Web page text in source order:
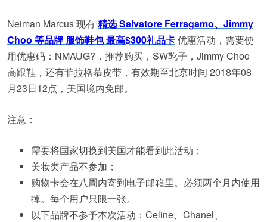
Neiman Marcus 现有精选 Salvatore Ferragamo、Jimmy
Choo 等品牌 服饰鞋包 最高$300礼品卡优惠活动，需要使
用优惠码： NMAUG?，推荐购买，SW靴子，Jimmy Choo
高跟鞋，还有菲拉格慕皮带，有效期至北京时间 2018年08
月23日12点，美国境内免邮。
注意：
需要将国家切换到美国才能看到此活动；
美妆类产品不参加；
购物卡会在八周内寄到电子邮箱里。必须两个月内使用
掉。每个用户只限一张。
以下品牌不参予本次活动：Celine、Chanel、